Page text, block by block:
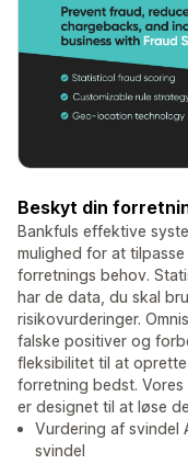
Beskyt din
Bankfuls effektive
mulighed for at
forretnings behov.
har de data, du skal
risikovurderinger.
falske positiver og
fleksibilitet til at
forretning bedst.
er designet til at løse
Vurdering af svindel
svindel